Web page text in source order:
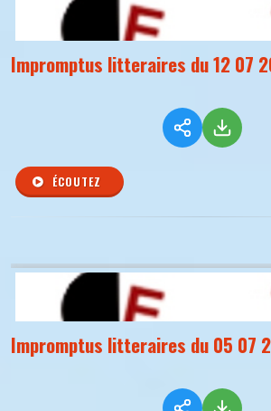
Impromptus litteraires du 12 07
ÉCOUTEZ
Impromptus litteraires du 05 07